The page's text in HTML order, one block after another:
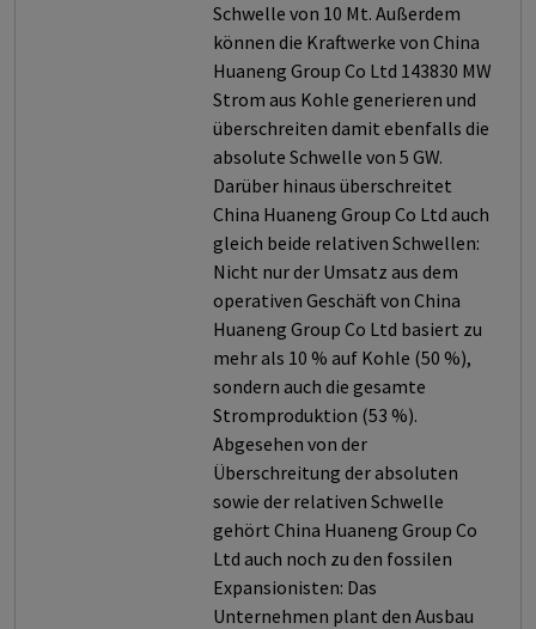
Schwelle von 10 Mt. Außerdem
können die Kraftwerke von China
Huaneng Group Co Ltd 143830 MW
Strom aus Kohle generieren und
überschreiten damit ebenfalls die
absolute Schwelle von 5 GW.
Darüber hinaus überschreitet
China Huaneng Group Co Ltd auch
gleich beide relativen Schwellen:
Nicht nur der Umsatz aus dem
operativen Geschäft von China
Huaneng Group Co Ltd basiert zu
mehr als 10 % auf Kohle (50 %),
sondern auch die gesamte
Stromproduktion (53 %).
Abgesehen von der
Überschreitung der absoluten
sowie der relativen Schwelle
gehört China Huaneng Group Co
Ltd auch noch zu den fossilen
Expansionisten: Das
Unternehmen plant den Ausbau